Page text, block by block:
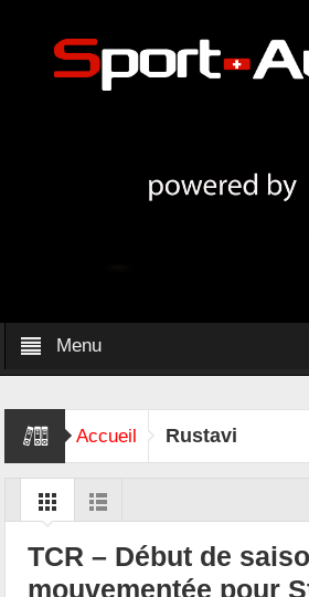
Menu
Accueil Rustavi
TCR – Début de
mouvementée pour